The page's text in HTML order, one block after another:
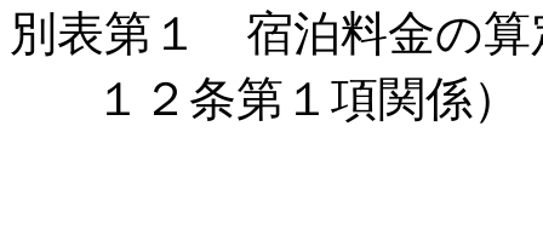
別表第１ 宿泊料金の算
１２条第１項関係）